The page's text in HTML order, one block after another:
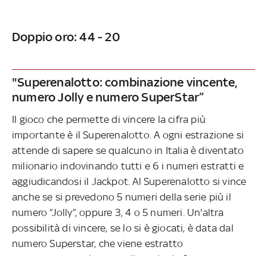
Doppio oro: 44 - 20
"Superenalotto: combinazione vincente,
numero Jolly e numero SuperStar”
Il gioco che permette di vincere la cifra più
importante è il Superenalotto. A ogni estrazione si
attende di sapere se qualcuno in Italia è diventato
milionario indovinando tutti e 6 i numeri estratti e
aggiudicandosi il Jackpot. Al Superenalotto si vince
anche se si prevedono 5 numeri della serie più il
numero “Jolly”, oppure 3, 4 o 5 numeri. Un'altra
possibilità di vincere, se lo si è giocati, è data dal
numero Superstar, che viene estratto